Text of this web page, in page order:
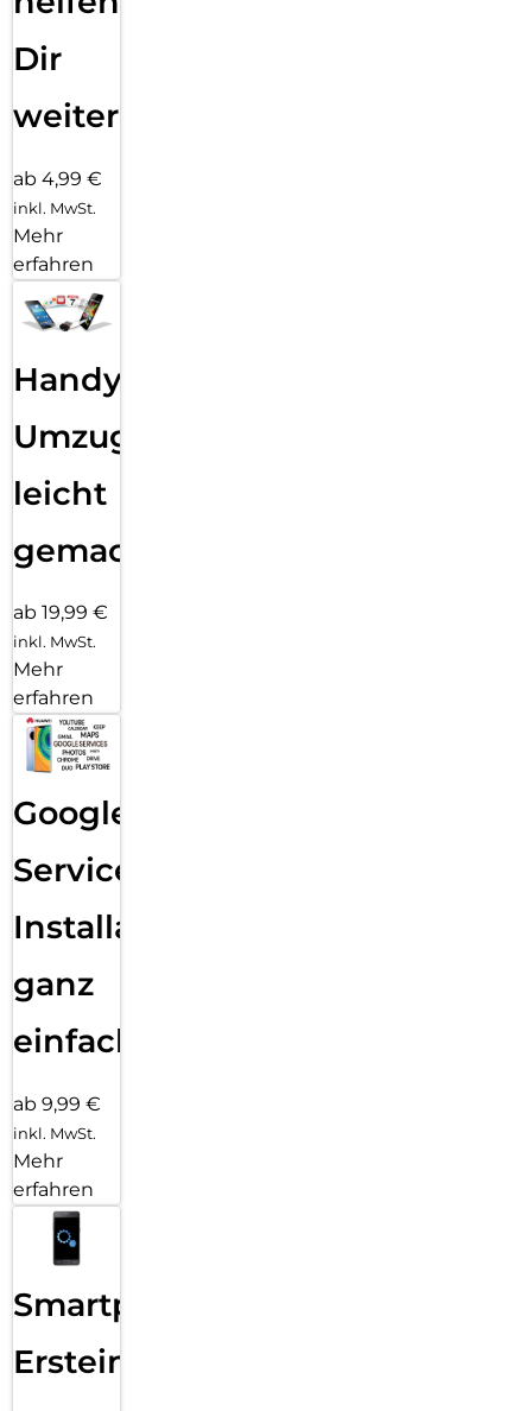
Dir
weiter
ab 4,99 €
inkl. MwSt.
Mehr
erfahren
Handy
Umzug
leicht
gemacht!
ab 19,99 €
inkl. MwSt.
Mehr
erfahren
Google
Services
Installation
ganz
einfach
ab 9,99 €
inkl. MwSt.
Mehr
erfahren
Smartphone
Ersteinrichtung